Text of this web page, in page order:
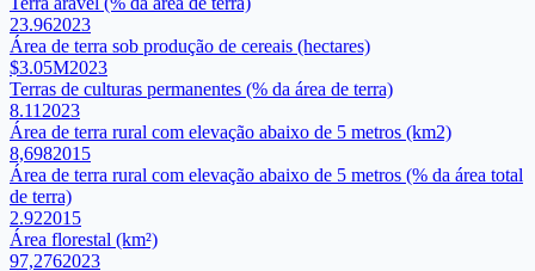
23.962023
Área de terra sob produção de cereais (hectares)
$3.05M2023
Terras de culturas permanentes (% da área de terra)
8.11 2023
Área de terra rural com elevação abaixo de 5 metros (km2)
8,6982015
Área de terra rural com elevação abaixo de 5 metros (% da área total
de terra)
2.922015
Área florestal (km²)
97,2762023